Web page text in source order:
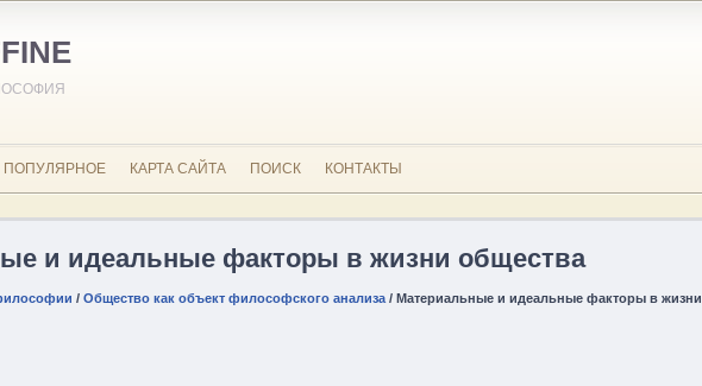
ПОПУЛЯРНОЕ КАРТА САЙТА ПОИСК КОНТАКТЫ
и идеальные факторы в жизни общества
/ Общество как объект философского анализа / Материальные и идеальные факторы в жизни